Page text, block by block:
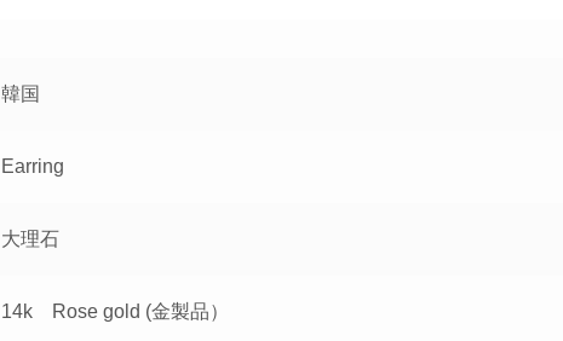
韓国
Earring
大理石
14k Rose gold (金製品）